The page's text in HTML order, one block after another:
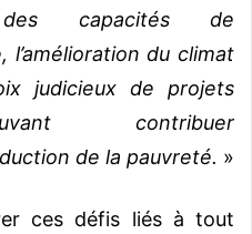
capacités de
l’amélioration du climat
judicieux de projets
contribuer
de la pauvreté. »
ces défis liés à tout